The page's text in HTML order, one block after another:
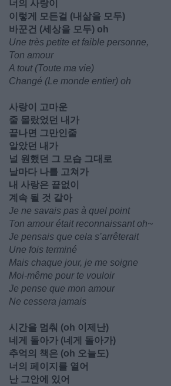
너의 사랑이
이렇게 모든걸 (내삶을 모두)
바꾼건 (세상을 모두) oh
Une très petite et faible personne,
Ton amour
A tout (Toute ma vie)
Changé (Le monde entier) oh
사랑이 고마운
줄 몰랐었던 내가
끝나면 그만인줄
알았던 내가
널 원했던 그 모습 그대로
날마다 나를 고쳐가
내 사랑은 끝없이
계속 될 것 같아
Je ne savais pas à quel point
Ton amour était reconnaissant oh~
Je pensais que cela s’arrêterait
Une fois terminé
Mais chaque jour, je me soigne
Moi-même pour te vouloir
Je pense que mon amour
Ne cessera jamais
시간을 멈춰 (oh 이제난)
네게 돌아가 (네게 돌아가)
추억의 책은 (oh 오늘도)
너의 페이지를 열어
난 그안에 있어